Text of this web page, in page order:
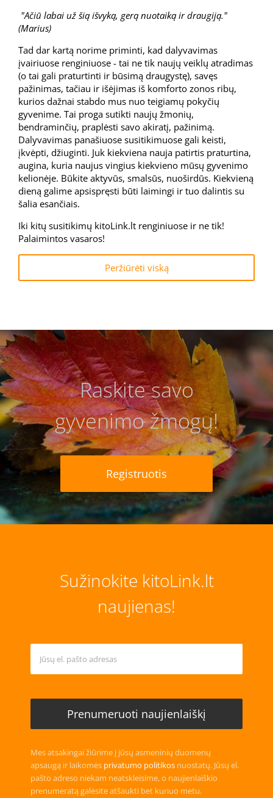
"Ačiū labai už šią išvyką, gerą nuotaiką ir draugiją."
(Marius)
Tad dar kartą norime priminti, kad dalyvavimas
įvairiuose renginiuose - tai ne tik naujų veiklų atradimas
(o tai gali praturtinti ir būsimą draugystę), savęs
pažinimas, tačiau ir išėjimas iš komforto zonos ribų,
kurios dažnai stabdo mus nuo teigiamų pokyčių
gyvenime. Tai proga sutikti naujų žmonių,
bendraminčių, praplėsti savo akiratį, pažinimą.
Dalyvavimas panašiuose susitikimuose gali keisti,
įkvėpti, džiuginti. Juk kiekviena nauja patirtis praturtina,
augina, kuria naujus vingius kiekvieno mūsų gyvenimo
kelionėje. Būkite aktyvūs, smalsūs, nuoširdūs. Kiekvieną
dieną galime apsispręsti būti laimingi ir tuo dalintis su
šalia esančiais.
Iki kitų susitikimų kitoLink.lt renginiuose ir ne tik!
Palaimintos vasaros!
Peržiūrėti viską
Raskite savo
gyvenimo žmogų!
Registruotis
Sužinokite kitoLink.lt
naujienas!
Mes atsakingai žiūrime į jūsų asmeninių duomenų
apsaugą ir laikomės privatumo politikos nuostatų. Jūsų el.
pašto adreso niekam neatskleisime, o naujienlaiškio
prenumeratą galėsite atšaukti bet kuriuo metu.